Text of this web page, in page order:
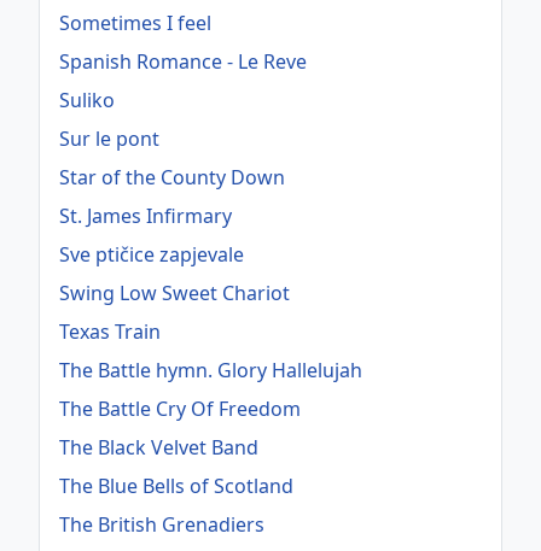
Sometimes I feel
Spanish Romance - Le Reve
Suliko
Sur le pont
Star of the County Down
St. James Infirmary
Sve ptičice zapjevale
Swing Low Sweet Chariot
Texas Train
The Battle hymn. Glory Hallelujah
The Battle Cry Of Freedom
The Black Velvet Band
The Blue Bells of Scotland
The British Grenadiers